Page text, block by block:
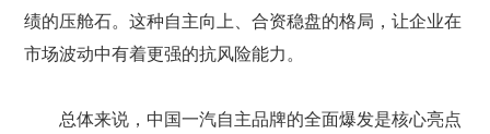
绩的压舱石。这种自主向上、合资稳盘的格局，让企业在
市场波动中有着更强的抗风险能力。
总体来说，中国一汽自主品牌的全面爆发是核心亮点